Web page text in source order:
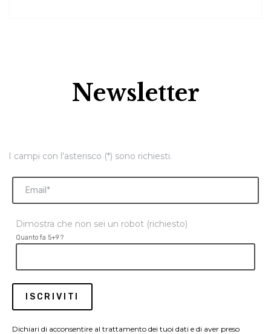
Newsletter
I campi con l'asterisco (*) sono richiesti.
Dimostra che non sei un robot (richiesto)
Quanto fa 5+9 ?
Dichiari di acconsentire al trattamento dei tuoi dati e di aver preso